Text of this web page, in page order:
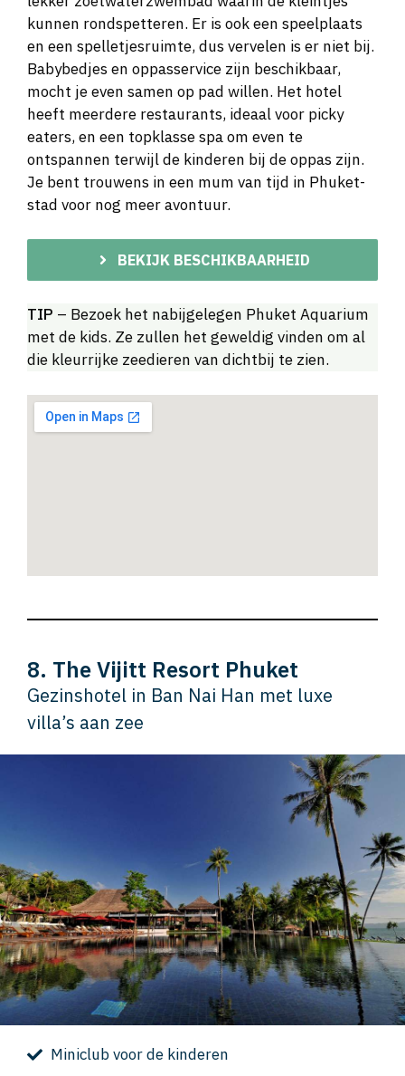
kunnen rondspetteren. Er is ook een speelplaats
en een spelletjesruimte, dus vervelen is er niet bij.
Babybedjes en oppasservice zijn beschikbaar,
mocht je even samen op pad willen. Het hotel
heeft meerdere restaurants, ideaal voor picky
eaters, en een topklasse spa om even te
ontspannen terwijl de kinderen bij de oppas zijn.
Je bent trouwens in een mum van tijd in Phuket-
stad voor nog meer avontuur.
BEKIJK BESCHIKBAARHEID
TIP – Bezoek het nabijgelegen Phuket Aquarium
met de kids. Ze zullen het geweldig vinden om al
die kleurrijke zeedieren van dichtbij te zien.
8. The Vijitt Resort Phuket
Gezinshotel in Ban Nai Han met luxe
villa’s aan zee
Miniclub voor de kinderen